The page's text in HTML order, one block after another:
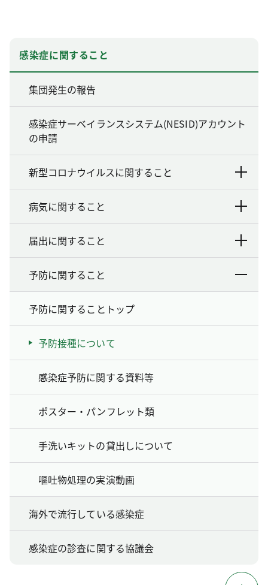
感染症に関すること
集団発生の報告
感染症サーベイランスシステム(NESID)アカウント
の申請
新型コロナウイルスに関すること
病気に関すること
届出に関すること
予防に関すること
予防に関することトップ
予防接種について
感染症予防に関する資料等
ポスター・パンフレット類
手洗いキットの貸出しについて
嘔吐物処理の実演動画
海外で流行している感染症
感染症の診査に関する協議会